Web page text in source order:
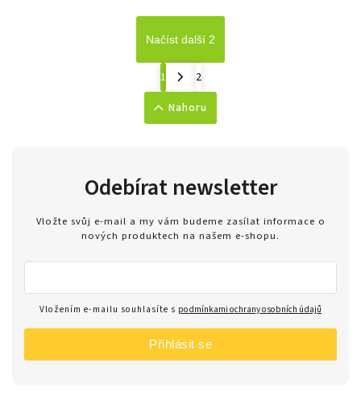
Načíst další 2
1
2
Nahoru
Odebírat newsletter
Vložte svůj e-mail a my vám budeme zasílat informace o
nových produktech na našem e-shopu.
Vložením e-mailu souhlasíte s podmínkami ochrany osobních údajů
Přihlásit se